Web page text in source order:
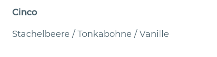
Cinco
Stachelbeere / Tonkabohne / Vanille